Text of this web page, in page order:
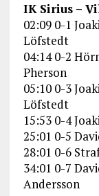
IK Sirius –
02:09 0-1
Löfstedt
04:14 0-2
Pherson
05:10 0-3
Löfstedt
15:53 0-4
25:01 0-5
28:01 0-6
34:01 0-7
Andersson